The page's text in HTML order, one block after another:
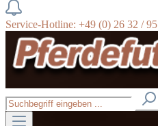
Service-Hotline: +49 (0) 26 32 /